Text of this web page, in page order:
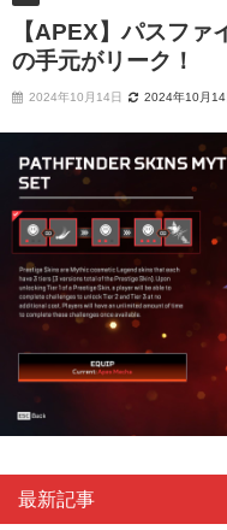
【APEX】パスファ
の手元がリーク！
2024年10月14日 2024年10月14
最新記事